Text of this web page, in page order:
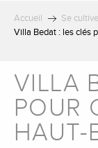
Accueil Se
Villa Bedat : les clés
VILLA
POUR
HAUT-